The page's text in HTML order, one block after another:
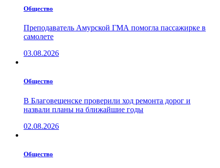
Общество
Преподаватель Амурской ГМА помогла пассажирке в
самолете
03.08.2026
Общество
В Благовещенске проверили ход ремонта дорог и
назвали планы на ближайшие годы
02.08.2026
Общество